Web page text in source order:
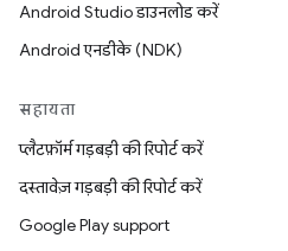
Android Studio डाउनलोड करें
Android एनडीके (NDK)
सहायता
प्लैटफ़ॉर्म गड़बड़ी की रिपोर्ट करें
दस्तावेज़ गड़बड़ी की रिपोर्ट करें
Google Play support